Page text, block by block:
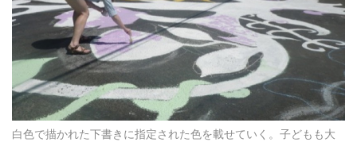
白色で描かれた下書きに指定された色を載せていく。子どもも大